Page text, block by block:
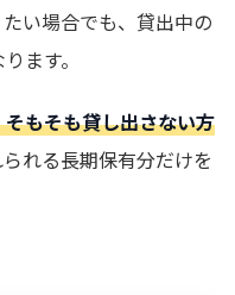
い場合でも、貸出中の
ます。
もそも貸し出さない方
れる長期保有分だけを